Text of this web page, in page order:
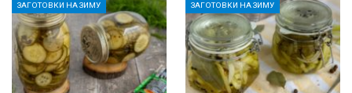
ЗАГОТОВКИ НА ЗИМУ ЗАГОТОВКИ НА ЗИМУ